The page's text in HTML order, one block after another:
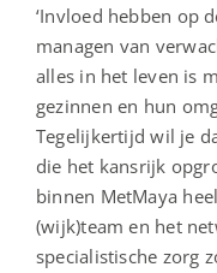
‘Invloed hebben op
managen van
alles in het leven is
gezinnen en hun
Tegelijkertijd wil je
die het kansrijk
binnen MetMaya
(wijk)team en het
specialistische zorg